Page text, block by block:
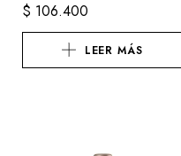
$ 106.400
LEER MÁS